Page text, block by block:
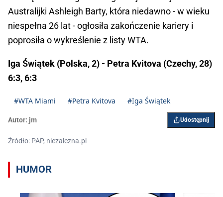
Australijki Ashleigh Barty, która niedawno - w wieku
niespełna 26 lat - ogłosiła zakończenie kariery i
poprosiła o wykreślenie z listy WTA.
Iga Świątek (Polska, 2) - Petra Kvitova (Czechy, 28)
6:3, 6:3
#WTA Miami #Petra Kvitova #Iga Świątek
Autor: jm Udostępnij
Źródło: PAP, niezalezna.pl
HUMOR